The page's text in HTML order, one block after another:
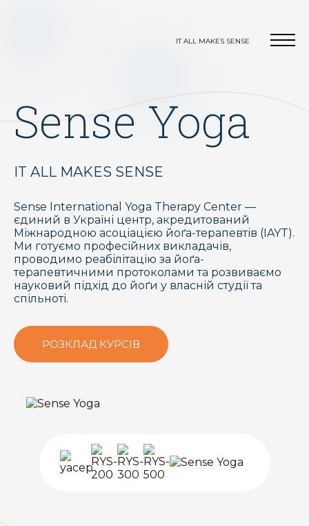
IT ALL MAKES SENSE
Sense Yoga
IT ALL MAKES SENSE
Sense International Yoga Therapy Center —
єдиний в Україні центр, акредитований
Міжнародною асоціацією йоґа-терапевтів (IAYT).
Ми готуємо професійних викладачів,
проводимо реабілітацію за йоґа-
терапевтичними протоколами та розвиваємо
науковий підхід до йоґи у власній студії та
спільноті.
РОЗКЛАД КУРСІВ